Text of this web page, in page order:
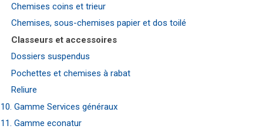
Chemises coins et trieur
Chemises, sous-chemises papier et dos toilé
Classeurs et accessoires
Dossiers suspendus
Pochettes et chemises à rabat
Reliure
10. Gamme Services généraux
11. Gamme econatur